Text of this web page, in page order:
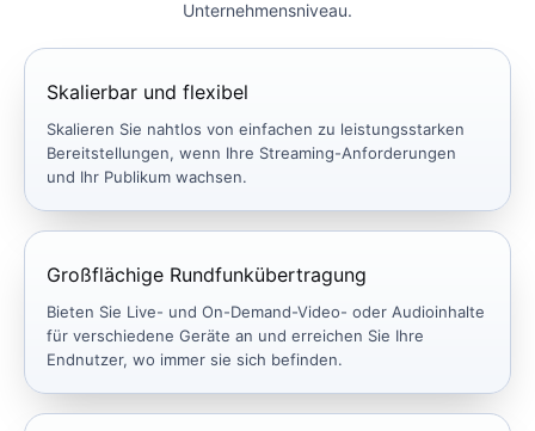
Unternehmensniveau.
Skalierbar und flexibel
Skalieren Sie nahtlos von einfachen zu leistungsstarken
Bereitstellungen, wenn Ihre Streaming-Anforderungen
und Ihr Publikum wachsen.
Großflächige Rundfunkübertragung
Bieten Sie Live- und On-Demand-Video- oder Audioinhalte
für verschiedene Geräte an und erreichen Sie Ihre
Endnutzer, wo immer sie sich befinden.